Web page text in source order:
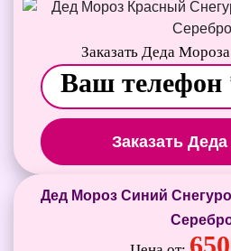
Заказать Деда
Заказать
Дед Мороз Синий